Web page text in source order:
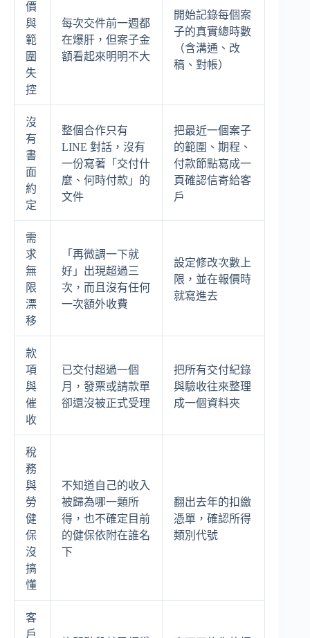
價
與
範
圍
失
控
每次交件前一週都
在爆肝，但案子金
額看起來明明不大
開始記錄每個案
子的真實總時數
（含溝通、改
稿、對帳）
沒
有
書
面
約
定
整個合作只有
LINE 對話，沒有
一份寫著「交付什
麼、何時付款」的
文件
把最近一個案子
的範圍、期程、
付款節點寫成一
頁確認信寄給客
戶
需
求
無
限
漂
移
「再微調一下就
好」出現超過三
次，而且沒有任何
一次額外收費
設定修改次數上
限，並在報價時
就寫進去
款
項
與
催
收
已交付超過一個
月，發票或請款單
卻還沒被正式受理
把所有交付紀錄
與驗收往來整理
成一個資料夾
稅
務
與
勞
健
保
沒
搞
懂
不知道自己的收入
被歸為哪一類所
得，也不確定目前
的健保依附在誰名
下
翻出去年的扣繳
憑單，確認所得
類別代號
客
戶